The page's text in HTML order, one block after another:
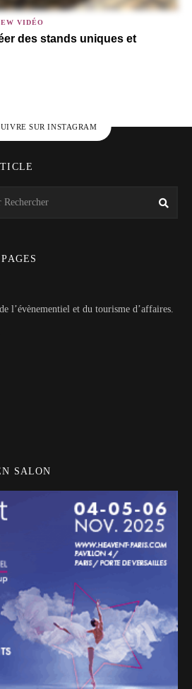
VIDÉO
des stands uniques et
SUR INSTAGRAM
l’évènementiel et du tourisme d’affaires.
SALON